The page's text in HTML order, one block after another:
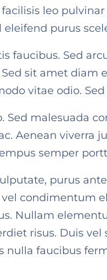
leo
purus
faucibus. Sed
sit amet diam
vitae odio.
malesuada
Aenean viverra
semper
purus
condimentum
Nullam
risus. Duis
faucibus